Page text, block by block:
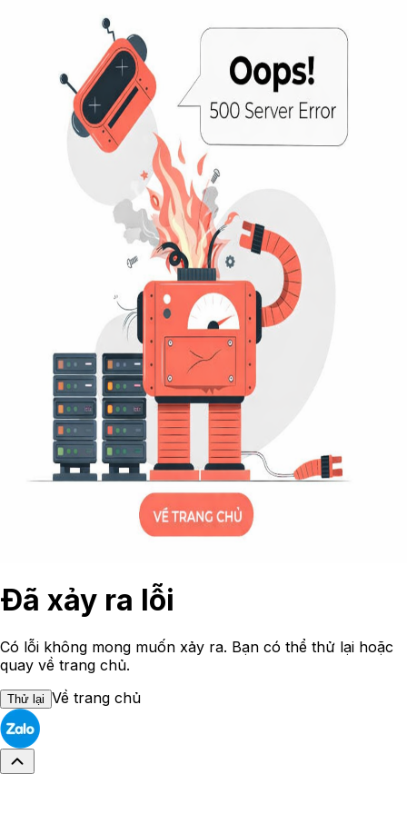
Đã xảy ra lỗi
Có lỗi không mong muốn xảy ra. Bạn có thể thử lại hoặc
quay về trang chủ.
Thử lại Về trang chủ